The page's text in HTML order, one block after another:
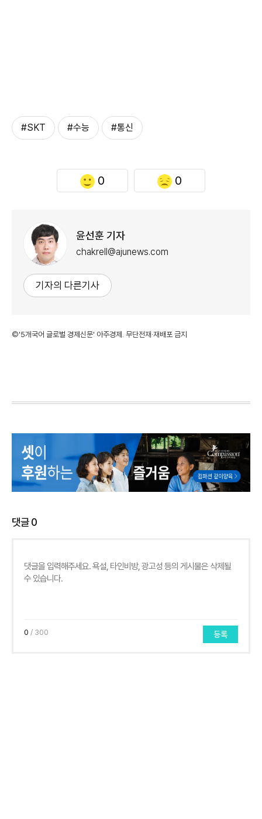
#SKT #수능 #통신
0 0
윤선훈 기자
chakrell@ajunews.com
기자의 다른기사
©'5개국어 글로벌 경제신문' 아주경제. 무단전재·재배포 금지
댓글0
0 / 300 등록